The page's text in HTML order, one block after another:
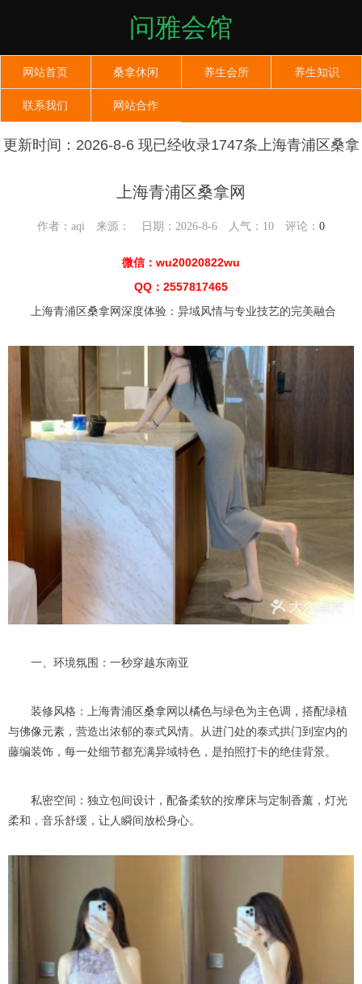
问雅会馆
网站首页 桑拿休闲 养生会所 养生知识
联系我们 网站合作
更新时间：2026-8-6 现已经收录1747条上海青浦区桑拿
上海青浦区桑拿网
作者：aqi 来源： 日期：2026-8-6 人气： 10 评论： 0
微信：wu20020822wu
QQ：2557817465
上海青浦区桑拿网深度体验：异域风情与专业技艺的完美融合
一、环境氛围：一秒穿越东南亚
装修风格：上海青浦区桑拿网以橘色与绿色为主色调，搭配绿植
与佛像元素，营造出浓郁的泰式风情。从进门处的泰式拱门到室内的
藤编装饰，每一处细节都充满异域特色，是拍照打卡的绝佳背景。
私密空间：独立包间设计，配备柔软的按摩床与定制香薰，灯光
柔和，音乐舒缓，让人瞬间放松身心。